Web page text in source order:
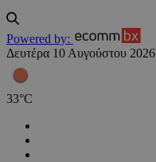
Powered by:
Δευτέρα 10 Αυγούστου 2026
33°C